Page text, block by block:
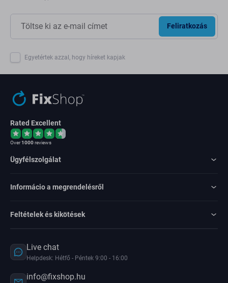
Feliratkozás
Egyetértek azzal, hogy híreket kapjak
Rated Excellent
Over1000reviews
Ügyfélszolgálat
Informácio a megrendelésről
Feltételek és kikötések
Live chat
Helpdesk: Hétfő - Péntek 9:00 - 16:00
info@fixshop.hu